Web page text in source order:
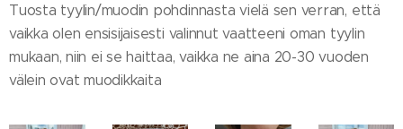
Tuosta tyylin/muodin pohdinnasta vielä sen verran, että
vaikka olen ensisijaisesti valinnut vaatteeni oman tyylin
mukaan, niin ei se haittaa, vaikka ne aina 20-30 vuoden
välein ovat muodikkaita 😂